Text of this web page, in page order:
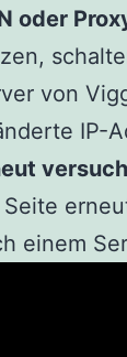
oder
von
IP-
einem